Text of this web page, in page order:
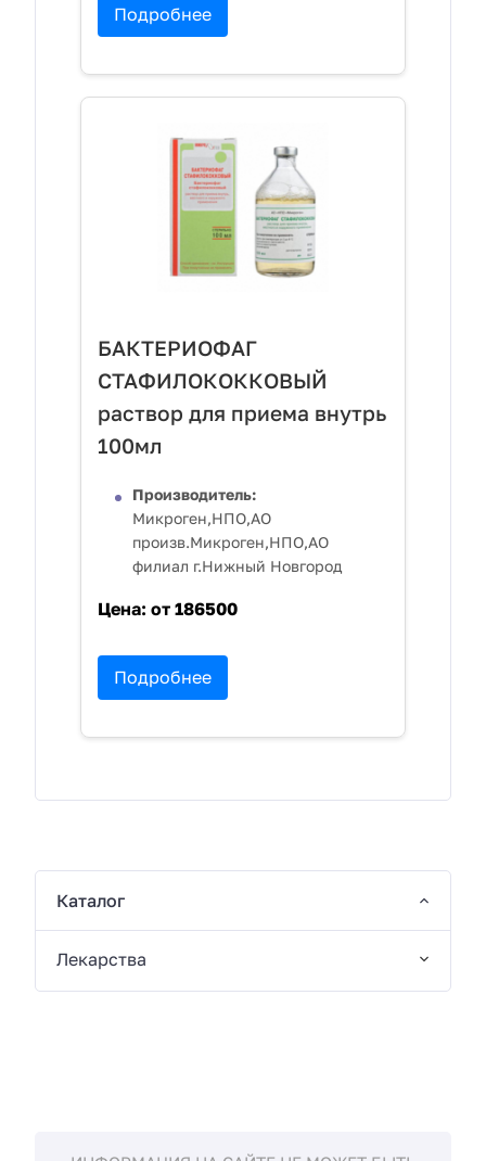
Подробнее
БАКТЕРИОФАГ
СТАФИЛОКОККОВЫЙ
раствор для приема внутрь
100мл
Производитель:
Микроген,НПО,АО
произв.Микроген,НПО,АО
филиал г.Нижный Новгород
Цена: от 186500
Подробнее
Каталог
Лекарства